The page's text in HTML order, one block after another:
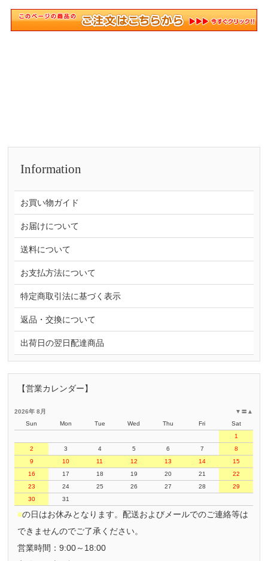
Information
お買い物ガイド
お届けについて
送料について
お支払方法について
特定商取引法に基づく表示
返品・交換について
出荷日の翌日配達商品
【営業カレンダー】
▲
〓
▼
2026年 8月
Sun
Mon Tue Wed Thu Fri
Sat
1
2
3 4 5 6 7
8
9
10 11 12 13 14
15
16
17 18 19 20 21
22
23
24 25 26 27 28
29
30
31
■の日はお休みとなります。配送およびメールでのご連絡等は
できませんのでご了承ください。
営業時間：9:00～18:00